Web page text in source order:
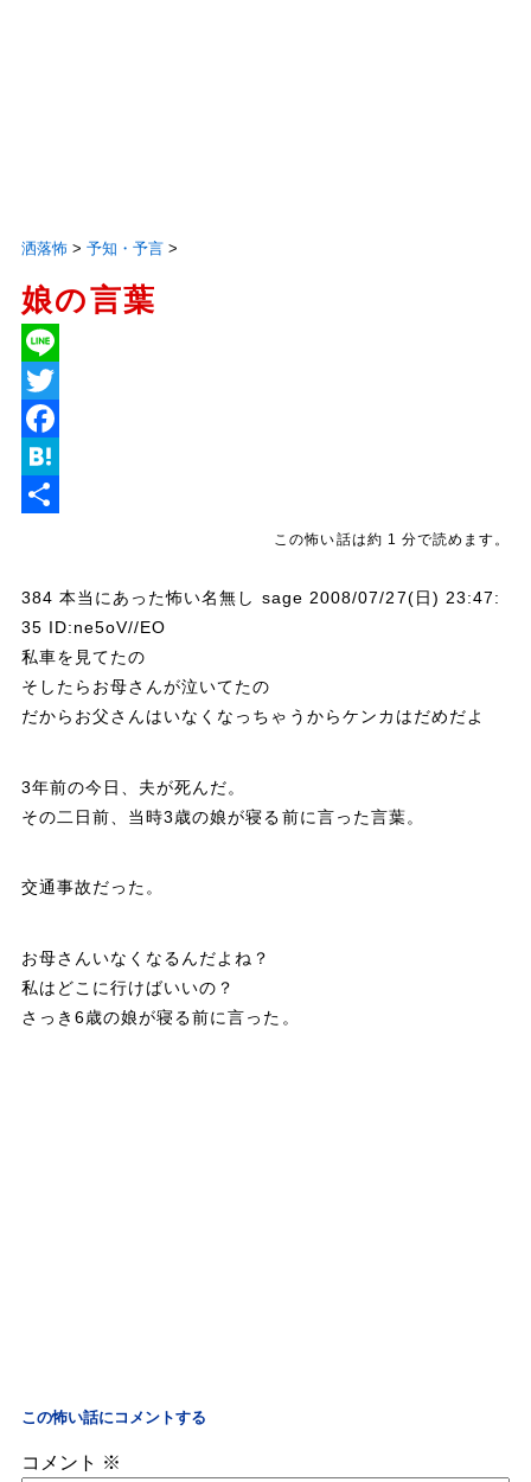
洒落怖> 予知・予言>
娘の言葉
L
e
T
w
e
r
a
b
o
o
k
H
e
n
a
この怖い話は約 1 分で読めます。
384 本当にあった怖い名無し sage 2008/07/27(日) 23:47:
35 ID:ne5oV//EO
私車を見てたの
そしたらお母さんが泣いてたの
だからお父さんはいなくなっちゃうからケンカはだめだよ
3年前の今日、夫が死んだ。
その二日前、当時3歳の娘が寝る前に言った言葉。
交通事故だった。
お母さんいなくなるんだよね？
私はどこに行けばいいの？
さっき6歳の娘が寝る前に言った。
この怖い話にコメントする
コメント ※